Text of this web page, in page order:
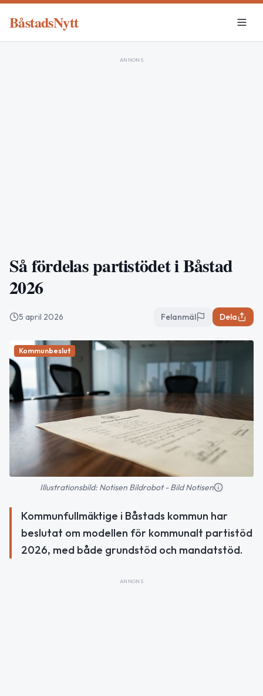
BåstadsNytt
ANNONS
Så fördelas partistödet i Båstad
2026
5 april 2026 Felanmäl Dela
Kommunbeslut
Illustrationsbild: Notisen Bildrobot - Bild Notisen
Kommunfullmäktige i Båstads kommun har
beslutat om modellen för kommunalt partistöd
2026, med både grundstöd och mandatstöd.
ANNONS